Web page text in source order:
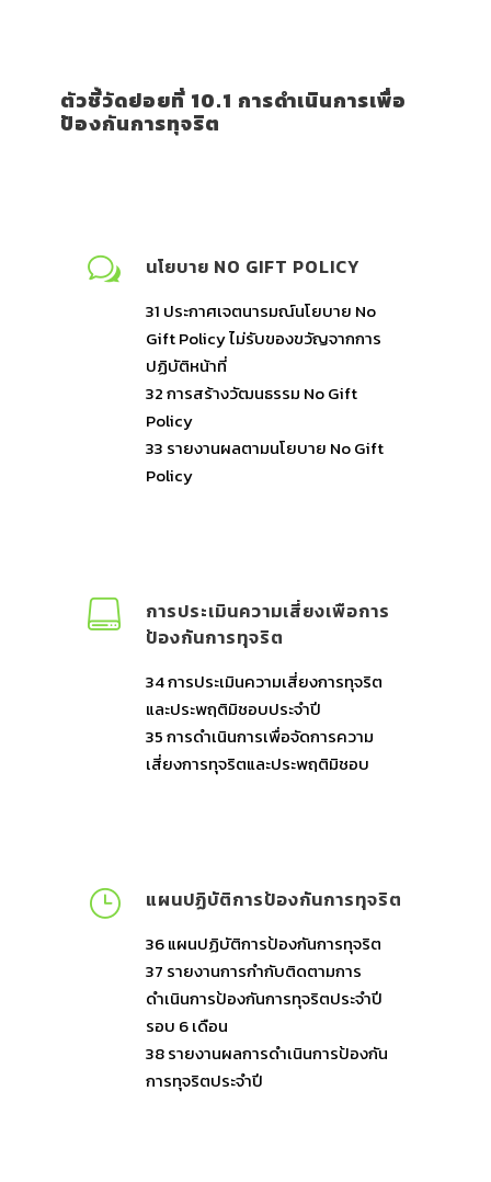
ตัวชี้วัดย่อยที่ 10.1 การดำเนินการเพื่อ
ป้องกันการทุจริต
นโยบาย NO GIFT POLICY
31 ประกาศเจตนารมณ์นโยบาย No
Gift Policy ไม่รับของขวัญจากการ
ปฏิบัติหน้าที่
32 การสร้างวัฒนธรรม No Gift
Policy
33 รายงานผลตามนโยบาย No Gift
Policy
การประเมินความเสี่ยงเพือการ
ป้องกันการทุจริต
34 การประเมินความเสี่ยงการทุจริต
และประพฤติมิชอบประจำปี
35 การดำเนินการเพื่อจัดการความ
เสี่ยงการทุจริตและประพฤติมิชอบ
แผนปฏิบัติการป้องกันการทุจริต
36แผนปฏิบัติการป้องกันการทุจริต
37 รายงานการกำกับติดตามการ
ดำเนินการป้องกันการทุจริตประจำปี
รอบ 6 เดือน
38รายงานผลการดำเนินการป้องกัน
การทุจริตประจำปี